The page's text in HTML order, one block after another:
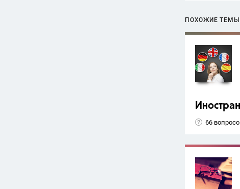
ПОХОЖИЕ ТЕМЫ
66